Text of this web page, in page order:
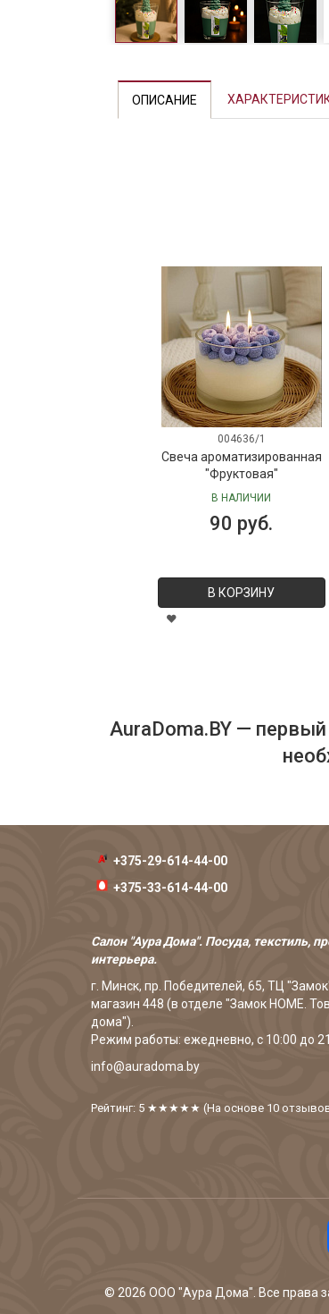
ОПИСАНИЕ
004636/1
Свеча ароматизированная
"Фруктовая"
В НАЛИЧИИ
90 руб.
В КОРЗИНУ
AuraDoma.BY —
+375-29-614-44-00
+375-33-614-44-00
Салон "Аура Дома". Посуда, текстиль,
интерьера.
г. Минск, пр. Победителей, 65, ТЦ
магазин 448 (в отделе "Замок HOME.
дома").
Режим работы: ежедневно, с 10:00 до
info@auradoma.by
Рейтинг: 5 ★★★★★ (На основе 10
© 2026 ООО "Аура Дома". Все права